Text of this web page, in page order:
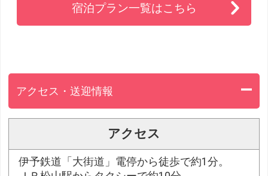
宿泊プラン一覧はこちら
アクセス・送迎情報
アクセス
伊予鉄道「大街道」電停から徒歩で約1分。